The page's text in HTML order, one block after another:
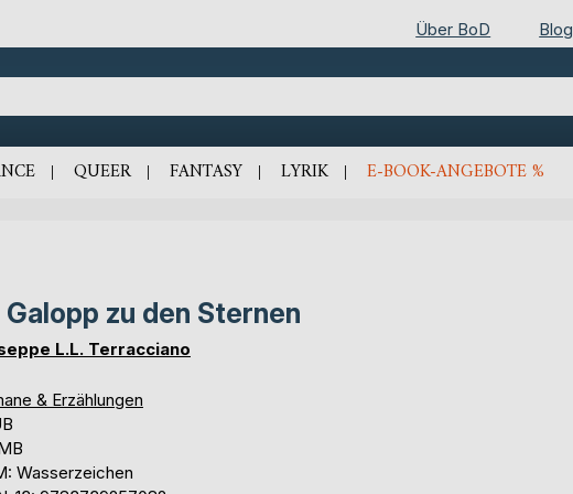
Über BoD Blog
QUEER FANTASY LYRIK E-BOOK-ANGEBOTE %
Galopp zu den Sternen
L.L. Terracciano
& Erzählungen
Wasserzeichen